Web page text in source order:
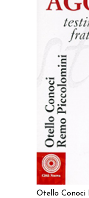
Otello Conoci